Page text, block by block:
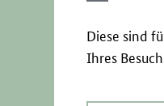
Diese sind
Ihres